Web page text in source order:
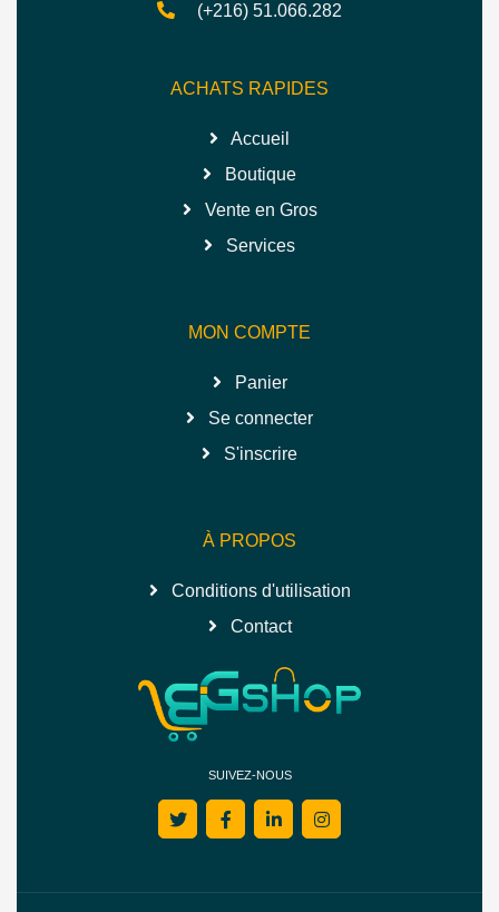
(+216) 51.066.282
ACHATS RAPIDES
Accueil
Boutique
Vente en Gros
Services
MON COMPTE
Panier
Se connecter
S'inscrire
À PROPOS
Conditions d'utilisation
Contact
SUIVEZ-NOUS